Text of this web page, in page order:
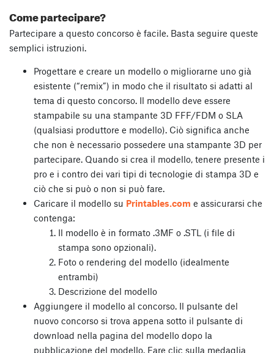
Come partecipare?
Partecipare a questo concorso è facile. Basta seguire queste
semplici istruzioni.
Progettare e creare un modello o migliorarne uno già
esistente (“remix”) in modo che il risultato si adatti al
tema di questo concorso. Il modello deve essere
stampabile su una stampante 3D FFF/FDM o SLA
(qualsiasi produttore e modello). Ciò significa anche
che non è necessario possedere una stampante 3D per
partecipare. Quando si crea il modello, tenere presente i
pro e i contro dei vari tipi di tecnologie di stampa 3D e
ciò che si può o non si può fare.
Caricare il modello su Printables.com e assicurarsi che
contenga:
Il modello è in formato .3MF o .STL (i file di
stampa sono opzionali).
Foto o rendering del modello (idealmente
entrambi)
Descrizione del modello
Aggiungere il modello al concorso. Il pulsante del
nuovo concorso si trova appena sotto il pulsante di
download nella pagina del modello dopo la
pubblicazione del modello. Fare clic sulla medaglia